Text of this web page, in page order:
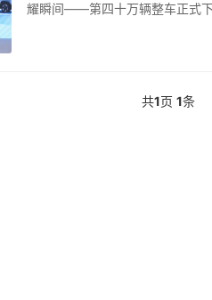
耀瞬间——第四十万辆整车正式
共1页 1条